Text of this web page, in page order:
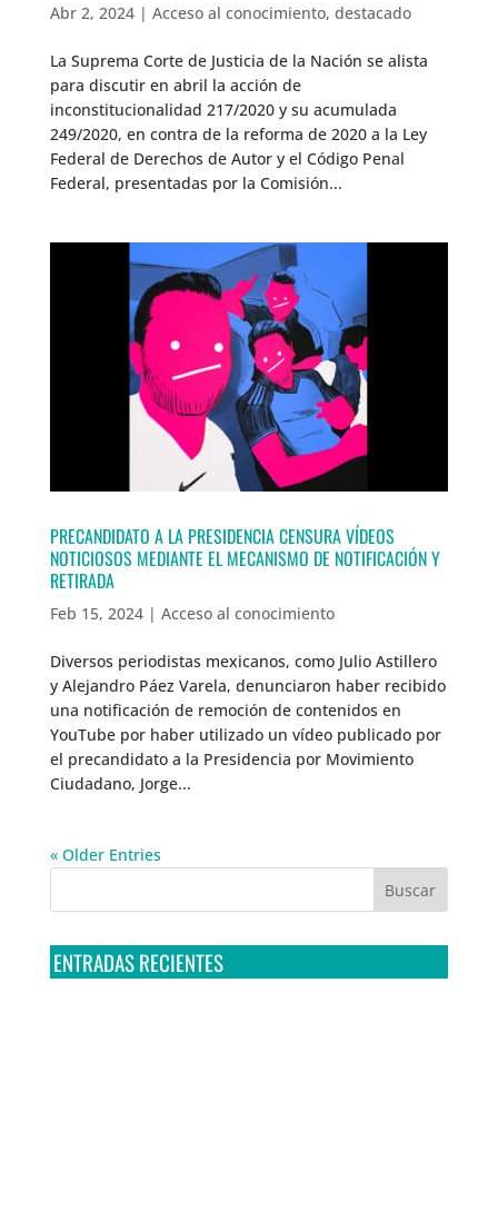
Abr 2, 2024| Acceso al conocimiento, destacado
La Suprema Corte de Justicia de la Nación se alista
para discutir en abril la acción de
inconstitucionalidad 217/2020 y su acumulada
249/2020, en contra de la reforma de 2020 a la Ley
Federal de Derechos de Autor y el Código Penal
Federal, presentadas por la Comisión...
PRECANDIDATO A LA PRESIDENCIA CENSURA VÍDEOS
NOTICIOSOS MEDIANTE EL MECANISMO DE NOTIFICACIÓN Y
RETIRADA
Feb 15, 2024| Acceso al conocimiento
Diversos periodistas mexicanos, como Julio Astillero
y Alejandro Páez Varela, denunciaron haber recibido
una notificación de remoción de contenidos en
YouTube por haber utilizado un vídeo publicado por
el precandidato a la Presidencia por Movimiento
Ciudadano, Jorge...
« Older Entries
ENTRADAS RECIENTES